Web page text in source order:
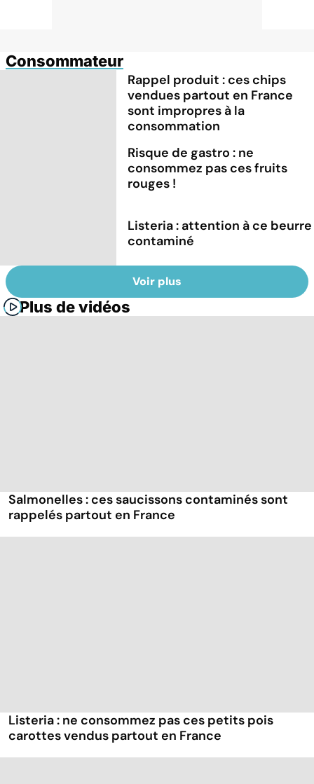
Consommateur
Rappel produit : ces chips
vendues partout en France
sont impropres à la
consommation
Risque de gastro : ne
consommez pas ces fruits
rouges !
Listeria : attention à ce beurre
contaminé
Voir plus
Plus de vidéos
Salmonelles : ces saucissons contaminés sont
rappelés partout en France
Listeria : ne consommez pas ces petits pois
carottes vendus partout en France